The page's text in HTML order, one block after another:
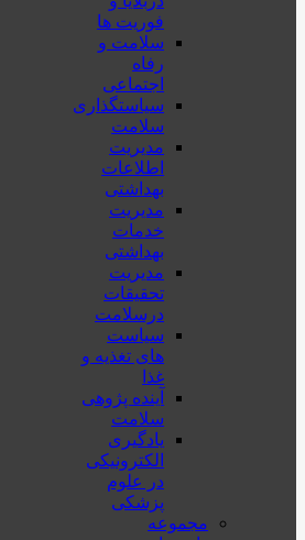
فوريت ها
سلامت و
رفاه
اجتماعی
سیاستگذاری
سلامت
مدیریت
اطلاعات
بهداشتی
مدیریت
خدمات
بهداشتی
مدیریت
تحقیقات
درسلامت
سیاست
های تغذیه و
غذا
آینده پژوهی
سلامت
یادگیری
الکترونیکی
در علوم
پزشکی
مجموعه